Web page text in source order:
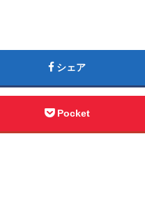
シェア
Pocket